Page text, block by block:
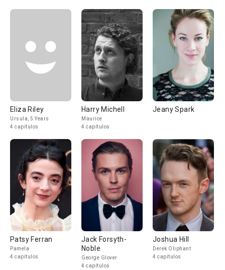
Eliza Riley
Ursula, 5 Years
4 capítulos
Harry Michell
Maurice
4 capítulos
Jeany Spark
Patsy Ferran
Pamela
4 capítulos
Jack Forsyth-
Noble
George Glover
4 capítulos
Joshua Hill
Derek Oliphant
4 capítulos